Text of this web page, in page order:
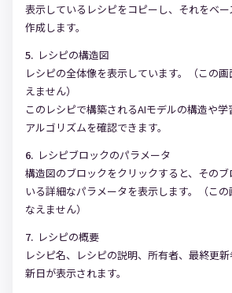
表示しているレシピをコピーし、それをベ
作成します。
レシピの構造図
レシピの全体像を表示しています。（この
えません）
このレシピで構築されるAIモデルの構造や
アルゴリズムを確認できます。
レシピブロックのパラメータ
構造図のブロックをクリックすると、その
いる詳細なパラメータを表示します。（こ
なえません）
レシピの概要
レシピ名、レシピの説明、所有者、最終更
新日が表示されます。